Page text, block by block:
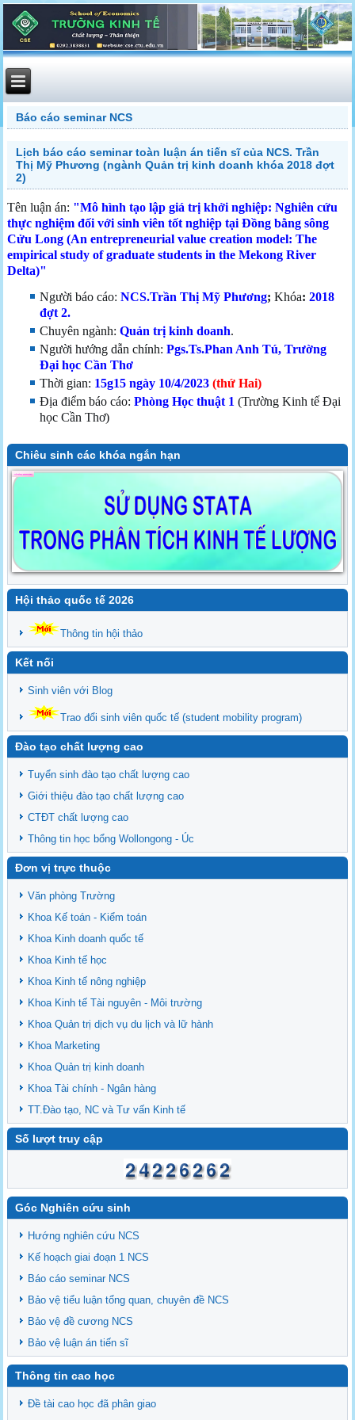
Báo cáo seminar NCS
Lịch báo cáo seminar toàn luận án tiến sĩ của NCS. Trần
Thị Mỹ Phương (ngành Quản trị kinh doanh khóa 2018 đợt
2)
Tên luận án: "Mô hình tạo lập giá trị khởi nghiệp: Nghiên cứu
thực nghiệm đối với sinh viên tốt nghiệp tại Đồng bằng sông
Cửu Long (An entrepreneurial value creation model: The
empirical study of graduate students in the Mekong River
Delta)"
Người báo cáo:NCS.Trần Thị Mỹ Phương;Khóa:2018
đợt 2.
Chuyên ngành:Quản trị kinh doanh.
Người hướng dẫn chính:Pgs.Ts.Phan Anh Tú, Trường
Đại học Cần Thơ
Thời gian: 15g15 ngày 10/4/2023 (thứ Hai)
Địa điểm báo cáo:Phòng Học thuật 1 (Trường Kinh tế Đại
học Cần Thơ)
Chiêu sinh các khóa ngắn hạn
Hội thảo quốc tế 2026
Thông tin hội thảo
Kết nối
Sinh viên với Blog
Trao đổi sinh viên quốc tế (student mobility program)
Đào tạo chất lượng cao
Tuyển sinh đào tạo chất lượng cao
Giới thiệu đào tạo chất lượng cao
CTĐT chất lượng cao
Thông tin học bổng Wollongong - Úc
Đơn vị trực thuộc
Văn phòng Trường
Khoa Kế toán - Kiểm toán
Khoa Kinh doanh quốc tế
Khoa Kinh tế học
Khoa Kinh tế nông nghiệp
Khoa Kinh tế Tài nguyên - Môi trường
Khoa Quản trị dịch vụ du lịch và lữ hành
Khoa Marketing
Khoa Quản trị kinh doanh
Khoa Tài chính - Ngân hàng
TT.Đào tạo, NC và Tư vấn Kinh tế
Số lượt truy cập
Góc Nghiên cứu sinh
Hướng nghiên cứu NCS
Kế hoạch giai đoạn 1 NCS
Báo cáo seminar NCS
Bảo vệ tiểu luận tổng quan, chuyên đề NCS
Bảo vệ đề cương NCS
Bảo vệ luận án tiến sĩ
Thông tin cao học
Đề tài cao học đã phân giao